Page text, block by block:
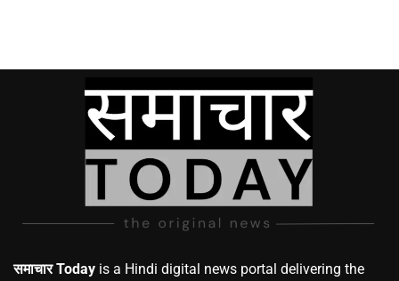
समाचार Today is a Hindi digital news portal delivering the